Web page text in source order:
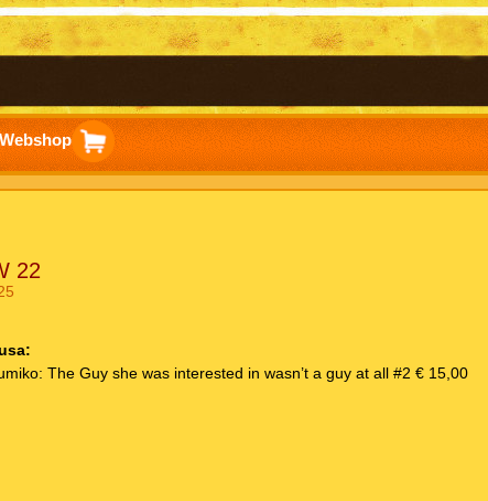
Webshop
22
The Guy she was interested in wasn’t a guy at all #2 € 15,00